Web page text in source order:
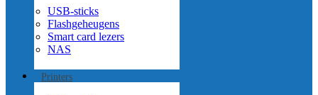
USB-sticks
Flashgeheugens
Smart card lezers
NAS
Printers